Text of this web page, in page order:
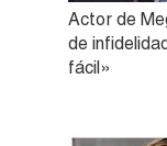
Actor de
de
fácil»